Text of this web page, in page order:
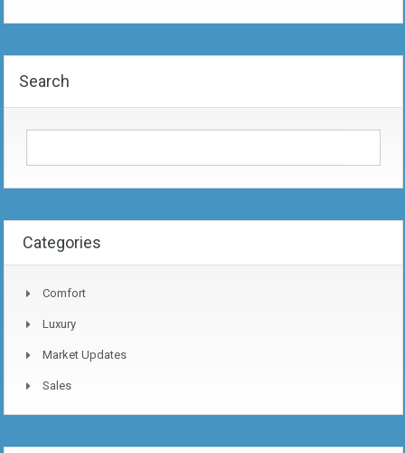
Search
Categories
Comfort
Luxury
Market Updates
Sales